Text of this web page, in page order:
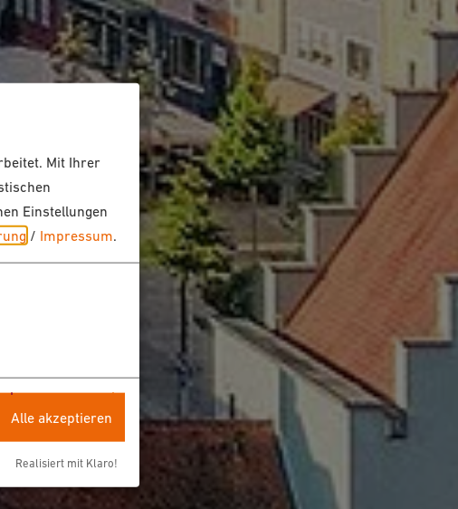
Mit Ihrer
Einstellungen
/ Impressum
Alle akzeptieren
Realisiert mit Klaro!